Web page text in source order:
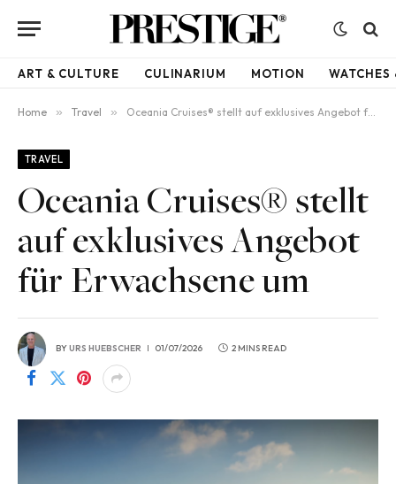
ART & CULTURE CULINARIUM MOTION WATCHES
Home » Travel » Oceania Cruises® stellt auf exklusives Angebot für Erwachsene um
TRAVEL
Oceania Cruises® stellt
auf exklusives Angebot
für Erwachsene um
BYURS HUEBSCHER 01/07/2026 2 MINS READ